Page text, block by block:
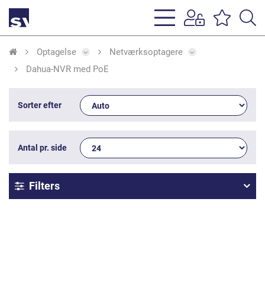
Optagelse
Netværksoptagere
Dahua-NVR med PoE
Sorter efter
Antal pr. side
Filters